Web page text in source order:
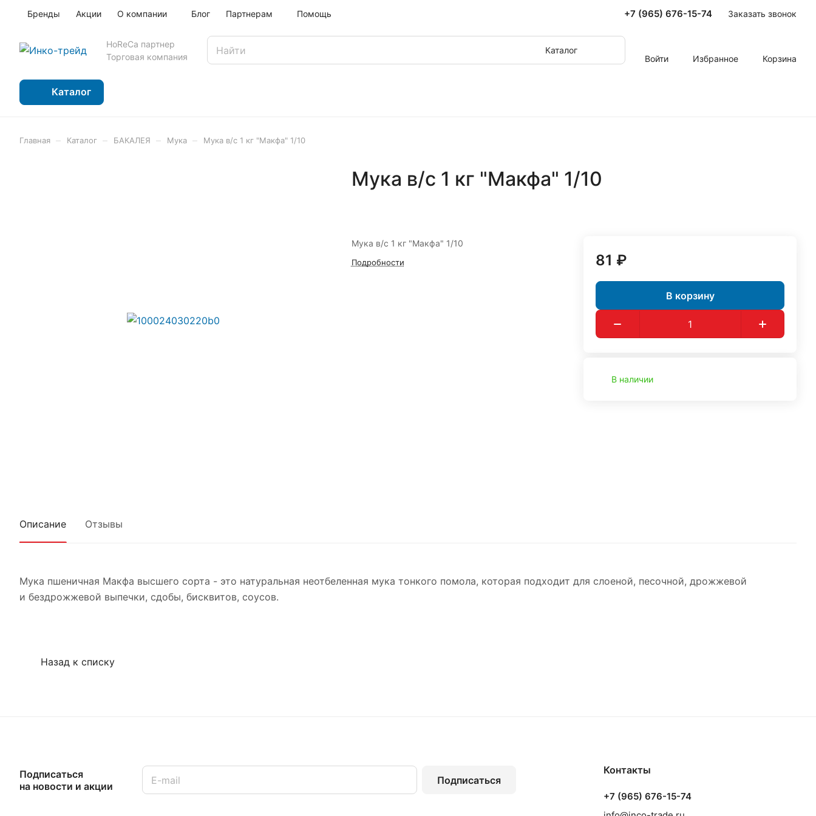
Бренды Акции О компании Блог Партнерам Помощь +7 (965) 676-15-74 Заказать звонок
HoReCa партнер
Торговая компания
Каталог
Войти
Избранное Корзина
Каталог
Главная Каталог БАКАЛЕЯ Мука Мука в/с 1 кг "Макфа" 1/10
Мука в/с 1 кг "Макфа" 1/10
Мука в/с 1 кг "Макфа" 1/10
Подробности 81 ₽
В корзину
В наличии
Описание Отзывы
Мука пшеничная Макфа высшего сорта - это натуральная неотбеленная мука тонкого помола, которая подходит для слоеной, песочной, дрожжевой
и бездрожжевой выпечки, сдобы, бисквитов, соусов.
Назад к списку
Подписаться
на новости и акции
Подписаться
Контакты
+7 (965) 676-15-74